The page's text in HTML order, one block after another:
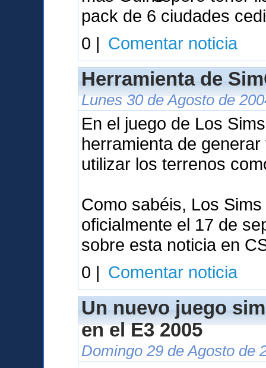
pack de 6 ciudades
0 | Comentar noticia
Herramienta de
Lunes 30 de Agosto de
En el juego de Los
herramienta de
utilizar los terrenos
Como sabéis, Los
oficialmente el 17 de
sobre esta noticia en
0 | Comentar noticia
Un nuevo juego
en el E3 2005
Domingo 29 de Agosto de